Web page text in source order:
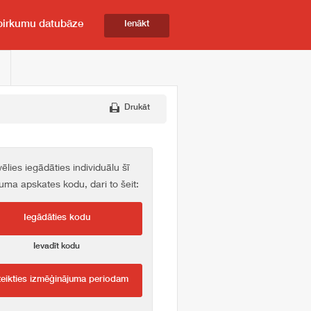
datubāze Ienākt
Drukāt
iegādāties individuālu šī
apskates kodu, dari to šeit:
Iegādāties kodu
Ievadīt kodu
izmēģinājuma periodam